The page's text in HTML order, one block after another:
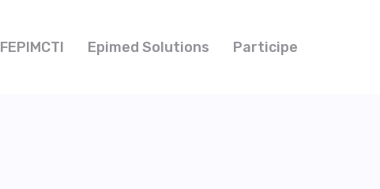
FEPIMCTI Epimed Solutions Participe